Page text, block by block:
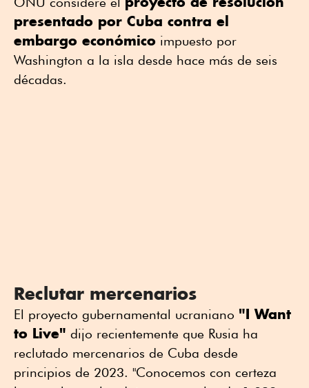
presentado por Cuba contra el
embargo económico impuesto por
Washington a la isla desde hace más de seis
décadas.
Reclutar mercenarios
El proyecto gubernamental ucraniano "I Want
to Live" dijo recientemente que Rusia ha
reclutado mercenarios de Cuba desde
principios de 2023. "Conocemos con certeza